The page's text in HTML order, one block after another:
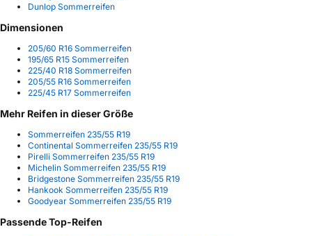
Dunlop Sommerreifen
Dimensionen
205/60 R16 Sommerreifen
195/65 R15 Sommerreifen
225/40 R18 Sommerreifen
205/55 R16 Sommerreifen
225/45 R17 Sommerreifen
Mehr Reifen in dieser Größe
Sommerreifen 235/55 R19
Continental Sommerreifen 235/55 R19
Pirelli Sommerreifen 235/55 R19
Michelin Sommerreifen 235/55 R19
Bridgestone Sommerreifen 235/55 R19
Hankook Sommerreifen 235/55 R19
Goodyear Sommerreifen 235/55 R19
Passende Top-Reifen